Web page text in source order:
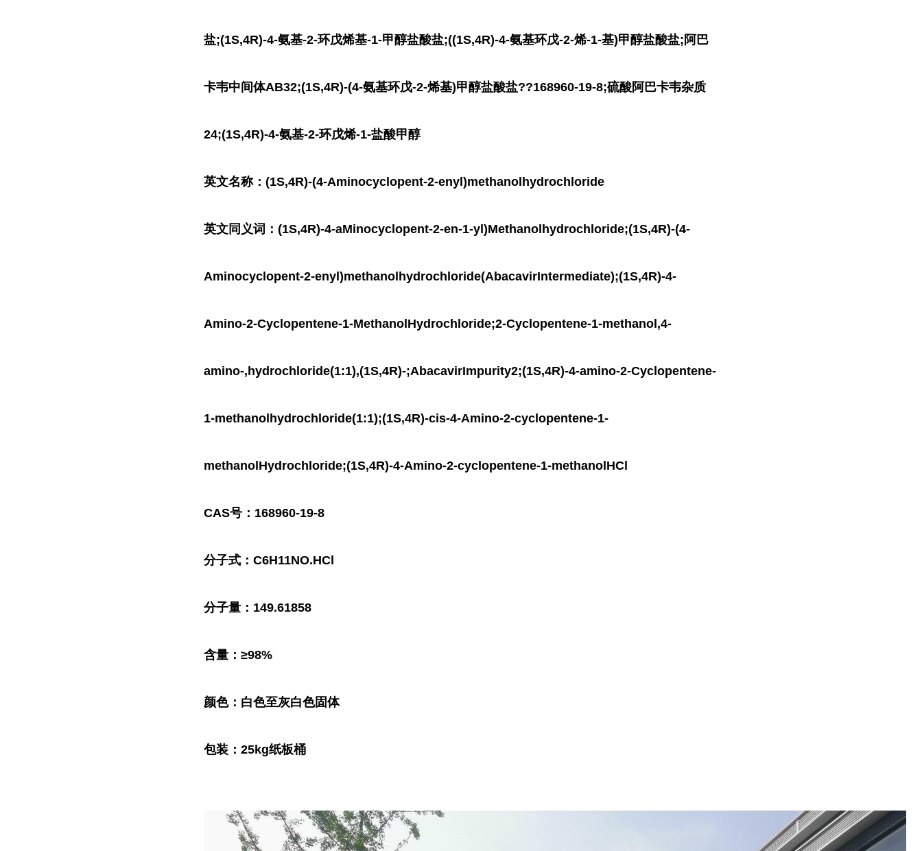
盐;(1S,4R)-4-氨基-2-环戊烯基-1-甲醇盐酸盐;((1S,4R)-4-氨基环戊-2-烯-1-基)甲醇盐酸盐;阿巴
卡韦中间体AB32;(1S,4R)-(4-氨基环戊-2-烯基)甲醇盐酸盐??168960-19-8;硫酸阿巴卡韦杂质
24;(1S,4R)-4-氨基-2-环戊烯-1-盐酸甲醇
英文名称：(1S,4R)-(4-Aminocyclopent-2-enyl)methanolhydrochloride
英文同义词：(1S,4R)-4-aMinocyclopent-2-en-1-yl)Methanolhydrochloride;(1S,4R)-(4-
Aminocyclopent-2-enyl)methanolhydrochloride(AbacavirIntermediate);(1S,4R)-4-
Amino-2-Cyclopentene-1-MethanolHydrochloride;2-Cyclopentene-1-methanol,4-
amino-,hydrochloride(1:1),(1S,4R)-;AbacavirImpurity2;(1S,4R)-4-amino-2-Cyclopentene-
1-methanolhydrochloride(1:1);(1S,4R)-cis-4-Amino-2-cyclopentene-1-
methanolHydrochloride;(1S,4R)-4-Amino-2-cyclopentene-1-methanolHCl
CAS号：168960-19-8
分子式：C6H11NO.HCl
分子量：149.61858
含量：≥98%
颜色：白色至灰白色固体
包装：25kg纸板桶